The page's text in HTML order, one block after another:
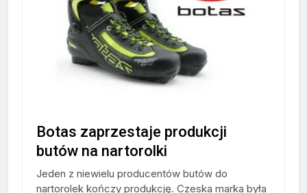
Botas zaprzestaje produkcji
butów na nartorolki
Jeden z niewielu producentów butów do
nartorolek kończy produkcję. Czeska marka była